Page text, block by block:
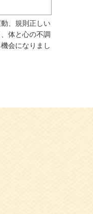
、規則正しい
体と心の不調
会になりまし